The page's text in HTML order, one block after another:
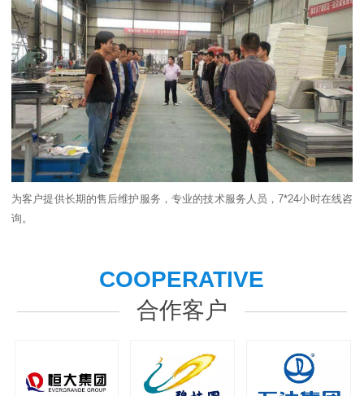
为客户提供长期的售后维护服务，专业的技术服务人员，7*24小时在线咨
询。
COOPERATIVE
合作客户